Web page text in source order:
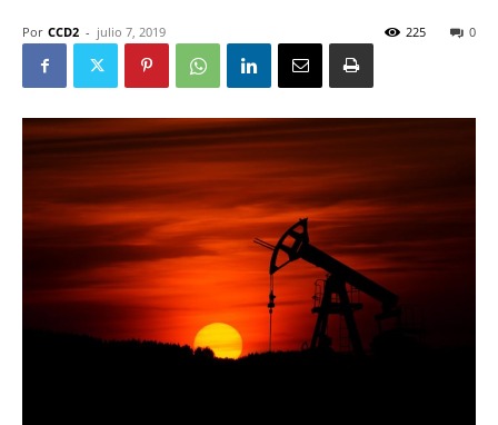
Por CCD2 - julio 7, 2019 0
225